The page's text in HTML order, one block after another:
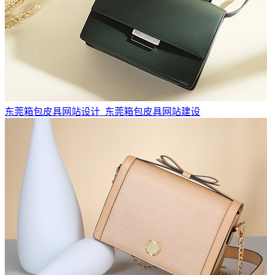
东莞箱包皮具网站设计_东莞箱包皮具网站建设